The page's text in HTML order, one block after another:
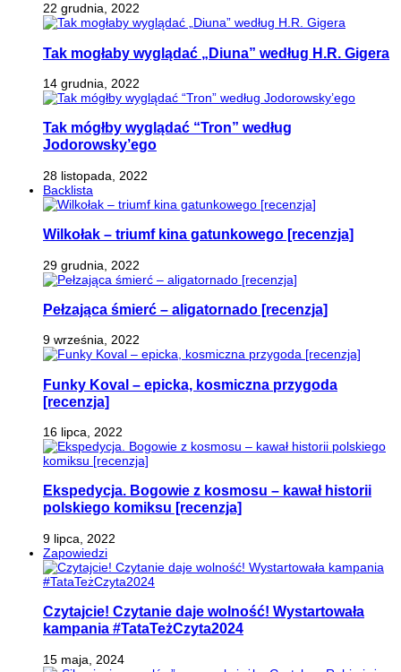
22 grudnia, 2022
Tak mogłaby wyglądać „Diuna” według H.R. Gigera
14 grudnia, 2022
Tak mógłby wyglądać “Tron” według
Jodorowsky’ego
28 listopada, 2022
Backlista
Wilkołak – triumf kina gatunkowego [recenzja]
29 grudnia, 2022
Pełzająca śmierć – aligatornado [recenzja]
9 września, 2022
Funky Koval – epicka, kosmiczna przygoda
[recenzja]
16 lipca, 2022
Ekspedycja. Bogowie z kosmosu – kawał historii
polskiego komiksu [recenzja]
9 lipca, 2022
Zapowiedzi
Czytajcie! Czytanie daje wolność! Wystartowała
kampania #TataTeżCzyta2024
15 maja, 2024